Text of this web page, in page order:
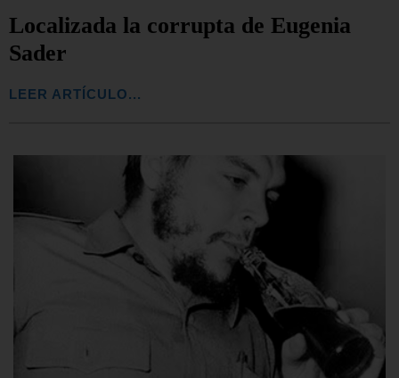
Localizada la corrupta de Eugenia
Sader
LEER ARTÍCULO...